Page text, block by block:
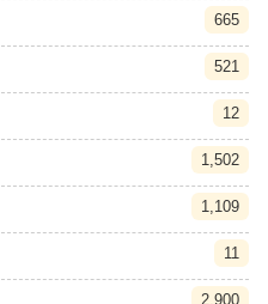
665
521
12
1,502
1,109
11
2,900